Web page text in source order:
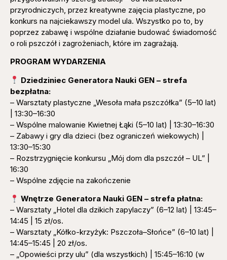
przyrodniczych, przez kreatywne zajęcia plastyczne, po
konkurs na najciekawszy model ula. Wszystko po to, by
poprzez zabawę i wspólne działanie budować świadomość
o roli pszczół i zagrożeniach, które im zagrażają.
PROGRAM WYDARZENIA
Dziedziniec Generatora Nauki GEN – strefa
bezpłatna:
– Warsztaty plastyczne „Wesoła mała pszczółka” (5–10 lat)
| 13:30–16:30
– Wspólne malowanie Kwietnej Łąki (5–10 lat) | 13:30–16:30
– Zabawy i gry dla dzieci (bez ograniczeń wiekowych) |
13:30–15:30
– Rozstrzygnięcie konkursu „Mój dom dla pszczół – UL” |
16:30
– Wspólne zdjęcie na zakończenie
Wnętrze Generatora Nauki GEN – strefa płatna:
– Warsztaty „Hotel dla dzikich zapylaczy” (6–12 lat) | 13:45–
14:45 | 15 zł/os.
– Warsztaty „Kółko-krzyżyk: Pszczoła–Słońce” (6–10 lat) |
14:45–15:45 | 20 zł/os.
– „Opowieści przy ulu” (dla wszystkich) | 15:45–16:10 (w